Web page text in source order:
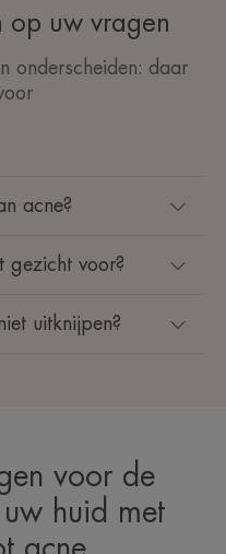
op uw vragen
onderscheiden: daar
acne?
gezicht voor?
uitknijpen?
voor de
huid met